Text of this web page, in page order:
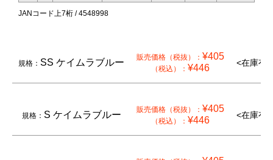
JANコード上7桁 / 4548998
規格： SS ケイムラブルー 販売価格（税抜）： ¥405
（税込）： ¥446 <在庫有
規格： S ケイムラブルー 販売価格（税抜）： ¥405
（税込）： ¥446 <在庫有